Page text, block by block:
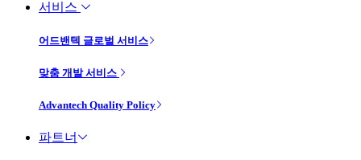
서비스
어드밴텍 글로벌 서비스
맞춤 개발 서비스
Advantech Quality Policy
파트너